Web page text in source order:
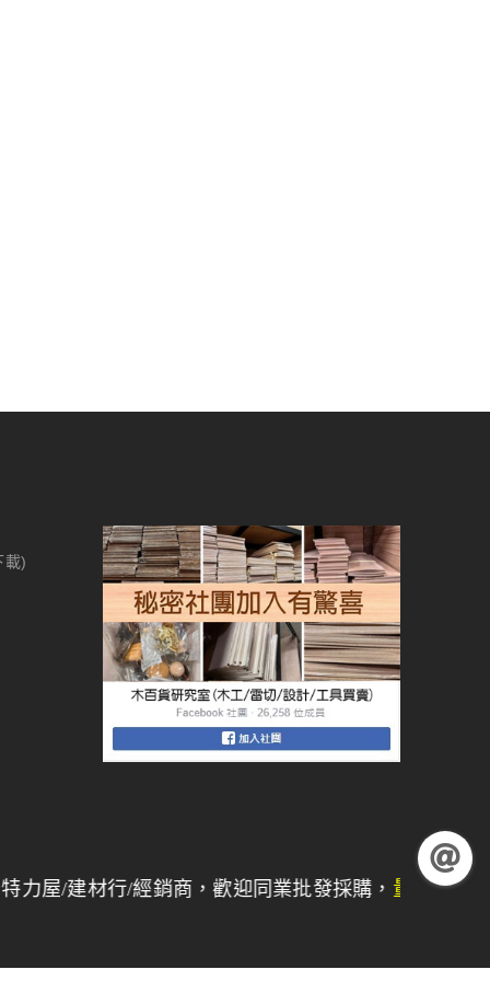
載)
行/經銷商，歡迎同業批發採購，量大另有折扣 】 【